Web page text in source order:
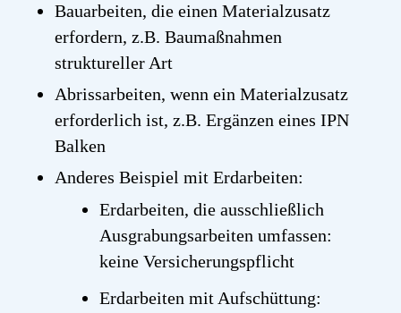
Bauarbeiten, die einen Materialzusatz
erfordern, z.B. Baumaßnahmen
struktureller Art
Abrissarbeiten, wenn ein Materialzusatz
erforderlich ist, z.B. Ergänzen eines IPN
Balken
Anderes Beispiel mit Erdarbeiten:
Erdarbeiten, die ausschließlich
Ausgrabungsarbeiten umfassen:
keine Versicherungspflicht
Erdarbeiten mit Aufschüttung: